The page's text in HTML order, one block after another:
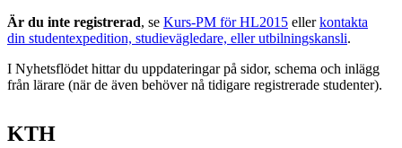
Är du inte registrerad, se Kurs-PM för HL2015 ellerkontakta
din studentexpedition, studievägledare, eller utbilningskansli.
I Nyhetsflödet hittar du uppdateringar på sidor, schema och inlägg
från lärare (när de även behöver nå tidigare registrerade studenter).
KTH